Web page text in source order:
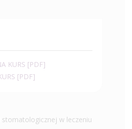
KURS [PDF]
[PDF]
stomatologicznej w leczeniu